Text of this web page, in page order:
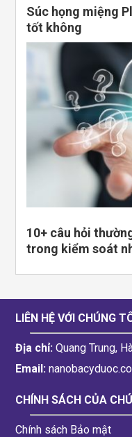
Súc họng miệng
tốt không
10+ câu hỏi
trong kiểm soát
LIÊN HỆ VỚI CHÚNG
Địa chỉ: Quang Trung,
Email:
CHÍNH SÁCH CỦA
Chính sách Bảo mật